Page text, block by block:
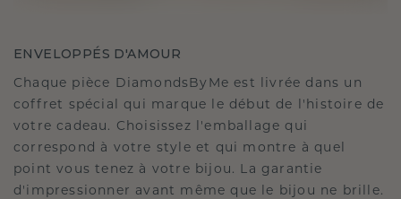
ENVELOPPÉS D'AMOUR
Chaque pièce DiamondsByMe est livrée dans un
coffret spécial qui marque le début de l'histoire de
votre cadeau. Choisissez l'emballage qui
correspond à votre style et qui montre à quel
point vous tenez à votre bijou. La garantie
d'impressionner avant même que le bijou ne brille.